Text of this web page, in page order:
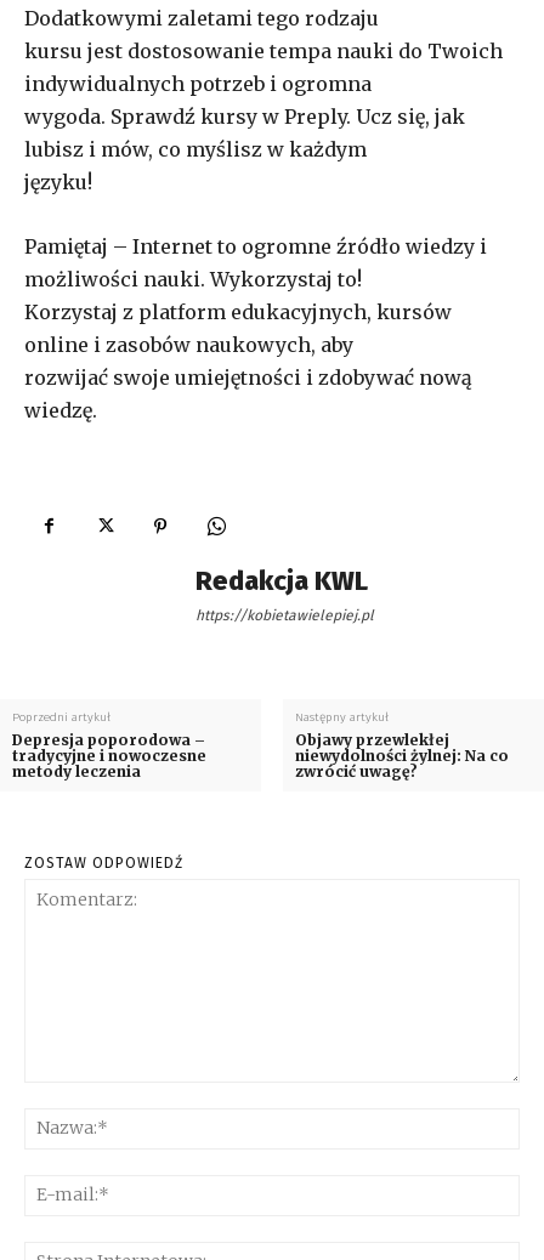
Dodatkowymi zaletami tego rodzaju
kursu jest dostosowanie tempa nauki do Twoich
indywidualnych potrzeb i ogromna
wygoda. Sprawdź kursy w Preply. Ucz się, jak
lubisz i mów, co myślisz w każdym
języku!
Pamiętaj – Internet to ogromne źródło wiedzy i
możliwości nauki. Wykorzystaj to!
Korzystaj z platform edukacyjnych, kursów
online i zasobów naukowych, aby
rozwijać swoje umiejętności i zdobywać nową
wiedzę.
Redakcja KWL
https://kobietawielepiej.pl
Poprzedni artykuł
Depresja poporodowa –
tradycyjne i nowoczesne
metody leczenia
Następny artykuł
Objawy przewlekłej
niewydolności żylnej: Na co
zwrócić uwagę?
ZOSTAW ODPOWIEDŹ